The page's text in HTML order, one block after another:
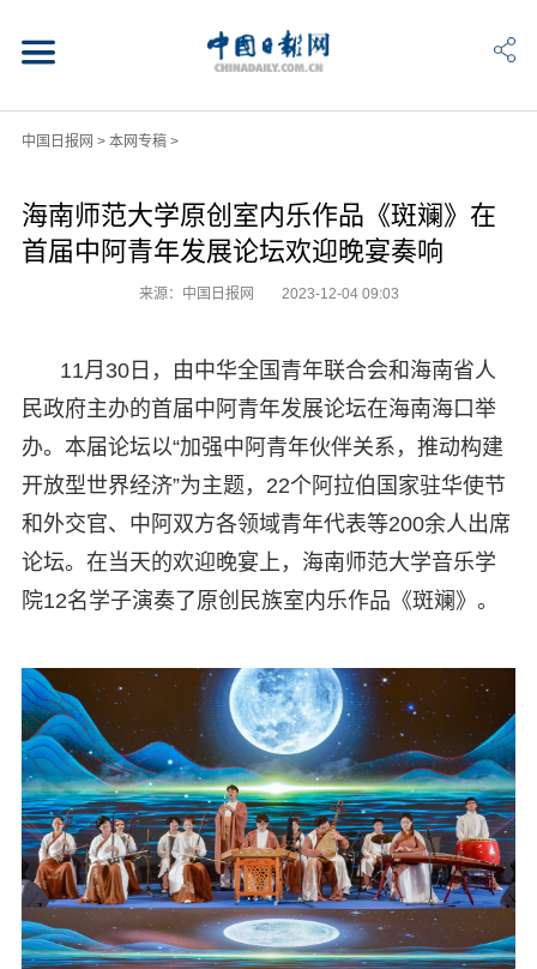
中国日报网 > 本网专稿>
海南师范大学原创室内乐作品《斑斓》在
首届中阿青年发展论坛欢迎晚宴奏响
来源：中国日报网 2023-12-04 09:03
11月30日，由中华全国青年联合会和海南省人
民政府主办的首届中阿青年发展论坛在海南海口举
办。本届论坛以“加强中阿青年伙伴关系，推动构建
开放型世界经济”为主题，22个阿拉伯国家驻华使节
和外交官、中阿双方各领域青年代表等200余人出席
论坛。在当天的欢迎晚宴上，海南师范大学音乐学
院12名学子演奏了原创民族室内乐作品《斑斓》。